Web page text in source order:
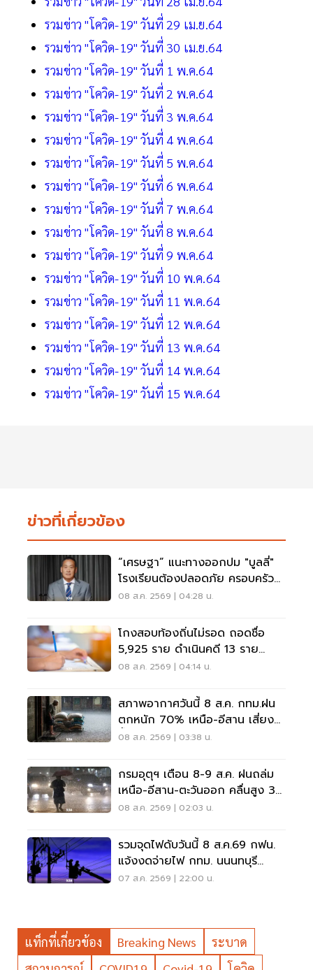
รวมข่าว "โควิด-19" วันที่ 29 เม.ย.64
รวมข่าว "โควิด-19" วันที่ 30 เม.ย.64
รวมข่าว "โควิด-19" วันที่ 1 พ.ค.64
รวมข่าว "โควิด-19" วันที่ 2 พ.ค.64
รวมข่าว "โควิด-19" วันที่ 3 พ.ค.64
รวมข่าว "โควิด-19" วันที่ 4 พ.ค.64
รวมข่าว "โควิด-19" วันที่ 5 พ.ค.64
รวมข่าว "โควิด-19" วันที่ 6 พ.ค.64
รวมข่าว "โควิด-19" วันที่ 7 พ.ค.64
รวมข่าว "โควิด-19" วันที่ 8 พ.ค.64
รวมข่าว "โควิด-19" วันที่ 9 พ.ค.64
รวมข่าว "โควิด-19" วันที่ 10 พ.ค.64
รวมข่าว "โควิด-19" วันที่ 11 พ.ค.64
รวมข่าว "โควิด-19" วันที่ 12 พ.ค.64
รวมข่าว "โควิด-19" วันที่ 13 พ.ค.64
รวมข่าว "โควิด-19" วันที่ 14 พ.ค.64
รวมข่าว "โควิด-19" วันที่ 15 พ.ค.64
ข่าวที่เกี่ยวข้อง
“เศรษฐา” แนะทางออกปม "บูลลี่"
โรงเรียนต้องปลอดภัย ครอบครัว
ต้องรับฟัง
08 ส.ค. 2569 | 04:28 น.
โกงสอบท้องถิ่นไม่รอด ถอดชื่อ
5,925 ราย ดำเนินคดี 13 ราย
ปปง.ไล่เส้นการเงิน
08 ส.ค. 2569 | 04:14 น.
สภาพอากาศวันนี้ 8 ส.ค. กทม.ฝน
ตกหนัก 70% เหนือ-อีสาน เสี่ยง
น้ำท่วมฉับพลัน
08 ส.ค. 2569 | 03:38 น.
กรมอุตุฯ เตือน 8-9 ส.ค. ฝนถล่ม
เหนือ-อีสาน-ตะวันออก คลื่นสูง 3
เมตร
08 ส.ค. 2569 | 02:03 น.
รวมจุดไฟดับวันนี้ 8 ส.ค.69 กฟน.
แจ้งงดจ่ายไฟ กทม. นนนทบุรี
สมุทรปราการ
07 ส.ค. 2569 | 22:00 น.
แท็กที่เกี่ยวข้อง Breaking News
ระบาด